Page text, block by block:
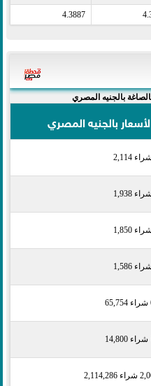
4.3887
بالجنيه المصري
بالجنيه المصري